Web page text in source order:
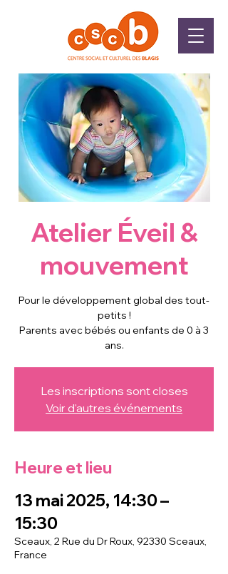
Atelier Éveil &
mouvement
Pour le développement global des tout-
petits !
Parents avec bébés ou enfants de 0 à 3
ans.
Les inscriptions sont closes
Voir d'autres événements
Heure et lieu
13 mai 2025, 14:30 –
15:30
Sceaux, 2 Rue du Dr Roux, 92330 Sceaux,
France